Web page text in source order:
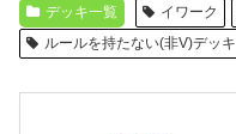
デッキ一覧 イワーク
ルールを持たない(非V)デッキ